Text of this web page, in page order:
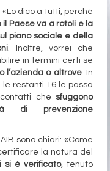
«Lo dico a tutti, perché
il Paese va a rotoli e la
piano sociale e della
. Inoltre, vorrei che
in termini certi se
l’azienda o altrove. In
restanti 16 le passa
che sfuggono
di prevenzione
sono chiari: «Come
la natura del
si è verificato, tenuto